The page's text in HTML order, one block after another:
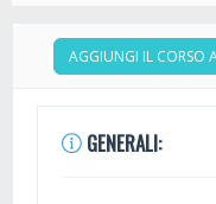
AGGIUNGI IL CORSO
GENERALI: